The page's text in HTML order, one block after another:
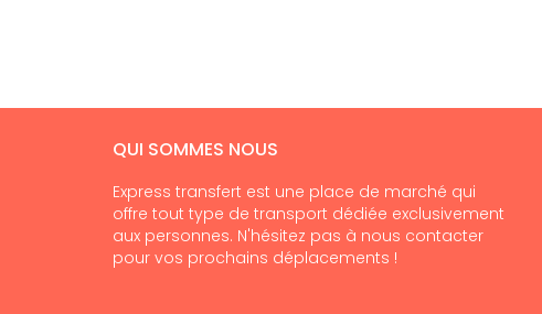
QUI SOMMES NOUS
Express transfert est une place de marché qui
offre tout type de transport dédiée exclusivement
aux personnes. N'hésitez pas à nous contacter
pour vos prochains déplacements !